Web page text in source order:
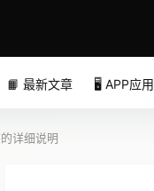
📙 最新文章 🖥️ APP应用
详细说明